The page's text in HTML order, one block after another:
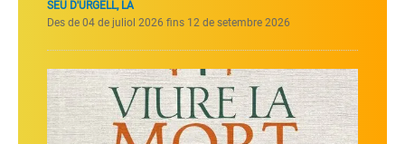
SEU D'URGELL, LA
Des de 04 de juliol 2026 fins 12 de setembre 2026